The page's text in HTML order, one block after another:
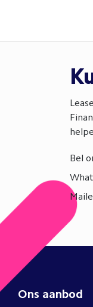
Bel
Ons aanbod